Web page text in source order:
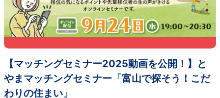
【マッチングセミナー2025動画を公開！】と
やまマッチングセミナー「富山で探そう！こだ
わりの住まい」